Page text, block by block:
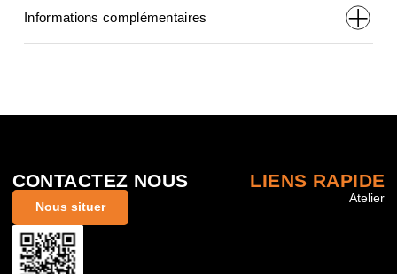
Informations complémentaires
CONTACTEZ NOUS
Nous situer
LIENS RAPIDE
Atelier